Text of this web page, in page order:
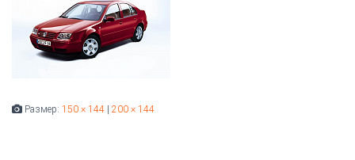
Размер: 150 × 144 200 × 144